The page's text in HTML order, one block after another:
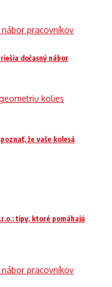
dočasný nábor
že vaše kolesá
tipy, ktoré pomáhajú